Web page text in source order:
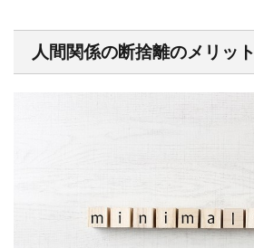
人間関係の断捨離のメリット